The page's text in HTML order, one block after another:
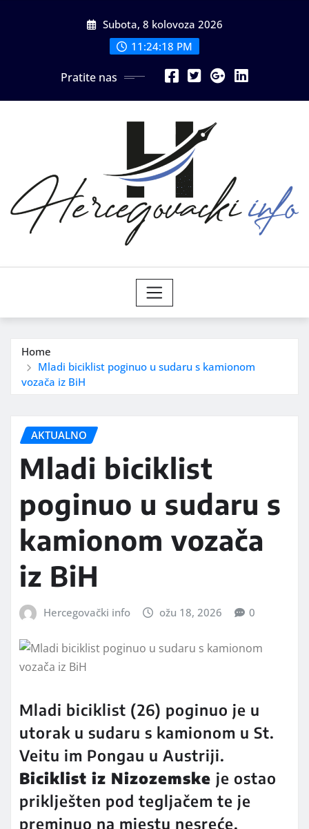
Subota, 8 kolovoza 2026
11:24:19 PM
Pratite nas
Home
Mladi biciklist poginuo u sudaru s kamionom
vozača iz BiH
AKTUALNO
Mladi biciklist
poginuo u sudaru s
kamionom vozača
iz BiH
Hercegovački info ožu 18, 2026 0
Mladi biciklist (26) poginuo je u
utorak u sudaru s kamionom u St.
Veitu im Pongau u Austriji.
Biciklist iz Nizozemske je ostao
priklješten pod tegljačem te je
preminuo na mjestu nesreće.